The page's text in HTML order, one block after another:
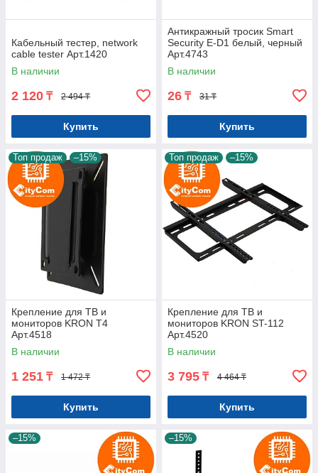
Кабельный тестер, network
cable tester Арт.1420
В наличии
2 120 ₸ 2 494 ₸
Купить
Антикражный тросик Smart
Security E-D1 белый, черный
Арт.4743
В наличии
26 ₸ 31 ₸
Купить
Топ продаж –15%
Крепление для ТВ и
мониторов KRON T4
Арт.4518
В наличии
1 251 ₸ 1 472 ₸
Купить
Топ продаж –15%
Крепление для ТВ и
мониторов KRON ST-112
Арт.4520
В наличии
3 795 ₸ 4 464 ₸
Купить
–15% –15%